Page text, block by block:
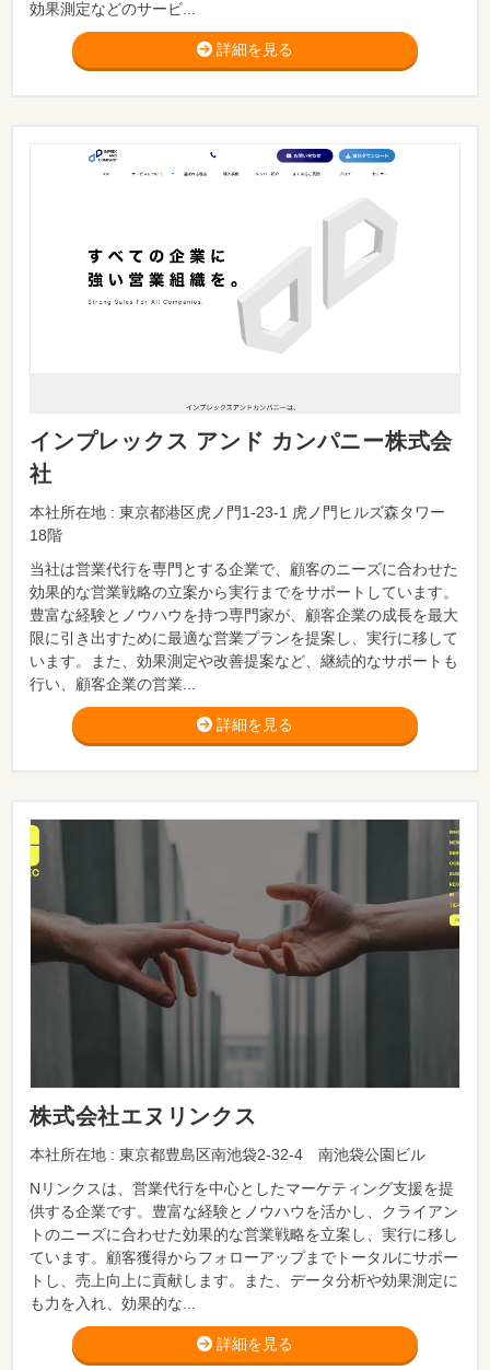
効果測定などのサービ...
詳細を見る
インプレックス アンド カンパニー株式会
社
本社所在地 : 東京都港区虎ノ門1-23-1 虎ノ門ヒルズ森タワー
18階
当社は営業代行を専門とする企業で、顧客のニーズに合わせた
効果的な営業戦略の立案から実行までをサポートしています。
豊富な経験とノウハウを持つ専門家が、顧客企業の成長を最大
限に引き出すために最適な営業プランを提案し、実行に移して
います。また、効果測定や改善提案など、継続的なサポートも
行い、顧客企業の営業...
詳細を見る
株式会社エヌリンクス
本社所在地 : 東京都豊島区南池袋2-32-4 南池袋公園ビル
Nリンクスは、営業代行を中心としたマーケティング支援を提
供する企業です。豊富な経験とノウハウを活かし、クライアン
トのニーズに合わせた効果的な営業戦略を立案し、実行に移し
ています。顧客獲得からフォローアップまでトータルにサポー
トし、売上向上に貢献します。また、データ分析や効果測定に
も力を入れ、効果的な...
詳細を見る